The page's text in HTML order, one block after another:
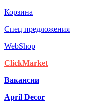
Корзина
Спец предложения
WebShop
ClickMarket
Вакансии
April Decor